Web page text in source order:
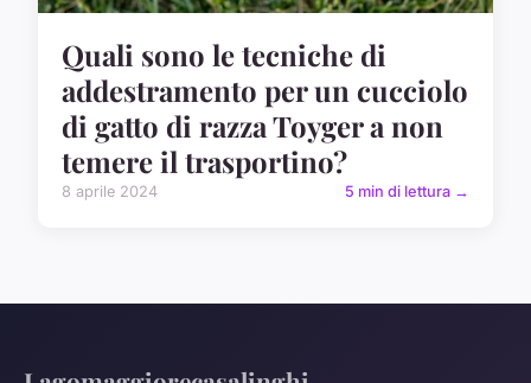
Quali sono le tecniche di
addestramento per un cucciolo
di gatto di razza Toyger a non
temere il trasportino?
8 aprile 2024 5 min di lettura →